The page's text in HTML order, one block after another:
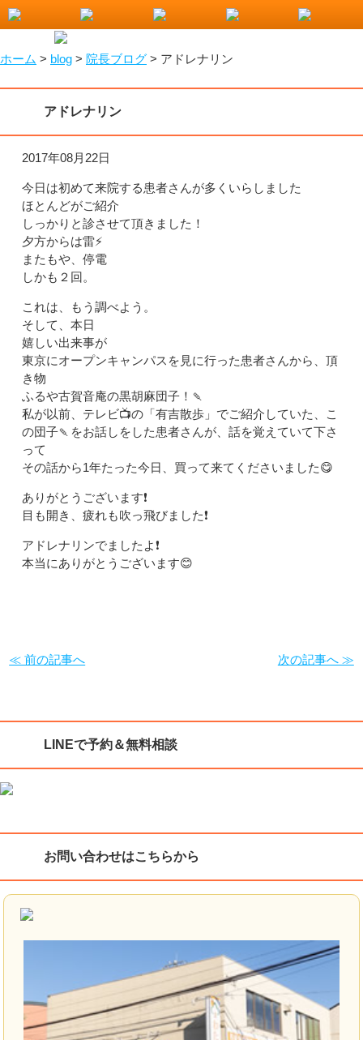
小山市で整骨院をお探しなら！わたなべ整骨院
ホーム > blog > 院長ブログ > アドレナリン
アドレナリン
2017年08月22日
今日は初めて来院する患者さんが多くいらしました
ほとんどがご紹介
しっかりと診させて頂きました！
夕方からは雷⚡️
またもや、停電
しかも２回。
これは、もう調べよう。
そして、本日
嬉しい出来事が
東京にオープンキャンパスを見に行った患者さんから、頂
き物
ふるや古賀音庵の黒胡麻団子！🍡
私が以前、テレビ📺の「有吉散歩」でご紹介していた、こ
の団子🍡をお話しをした患者さんが、話を覚えていて下さ
って
その話から1年たった今日、買って来てくださいました😋
ありがとうございます❗️
目も開き、疲れも吹っ飛びました❗️
アドレナリンでましたよ❗️
本当にありがとうございます😊
≪ 前の記事へ 次の記事へ ≫
LINEで予約＆無料相談
お問い合わせはこちらから